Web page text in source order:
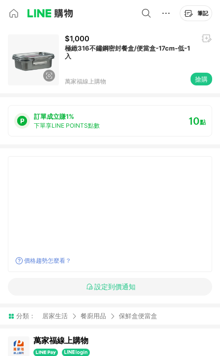
筆記
$1,000
極緻316不鏽鋼密封餐盒/便當盒-17cm-低-1
入
萬家福線上購物 搶購
訂單成立賺1%
下單享LINE POINTS點數 10點
價格趨勢怎麼看？
設定到價通知
分類： 居家生活 餐廚用品 保鮮盒便當盒
萬家福線上購物